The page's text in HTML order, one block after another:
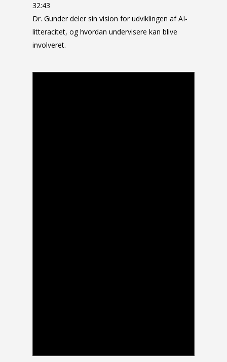
32:43
Dr. Gunder deler sin vision for udviklingen af AI-
litteracitet, og hvordan undervisere kan blive
involveret.